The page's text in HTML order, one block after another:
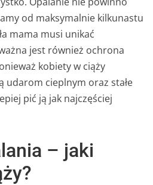
od maksymalnie kilkunastu
mama musi unikać
jest również ochrona
kobiety w ciąży
udarom cieplnym oraz stałe
pić ją jak najczęściej
– jaki